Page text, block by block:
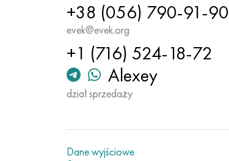
+38 (056) 790-91-90
evek@evek.org
+1 (716) 524-18-72
Alexey
dział sprzedaży
Dane wyjściowe